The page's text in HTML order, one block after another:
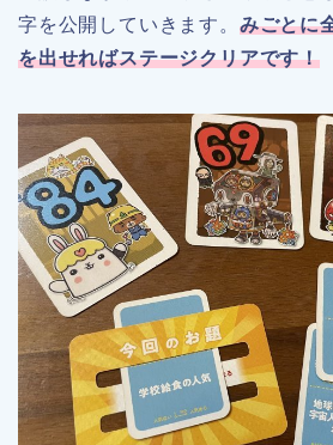
字を公開していきます。 みごとに
を出せればステージクリアです！